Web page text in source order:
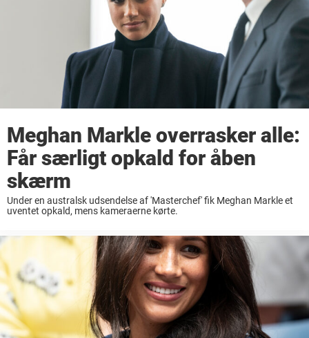
Meghan Markle overrasker alle:
Får særligt opkald for åben
skærm
Under en australsk udsendelse af 'Masterchef' fik Meghan Markle et
uventet opkald, mens kameraerne kørte.